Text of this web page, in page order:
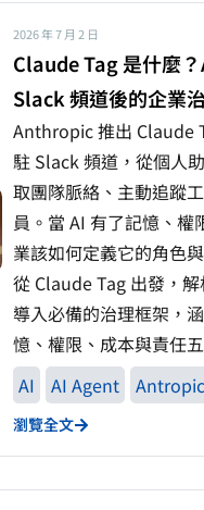
2026 年 7 月 2 日
Claude Tag 是什麼
Slack 頻道後的企業
Anthropic 推出 Claude
駐 Slack 頻道，從個人
取團隊脈絡、主動追蹤
員。當 AI 有了記憶、權
業該如何定義它的角色
從 Claude Tag 出發，
導入必備的治理框架，
憶、權限、成本與責任
AI
AI Agent Antropic
瀏覽全文